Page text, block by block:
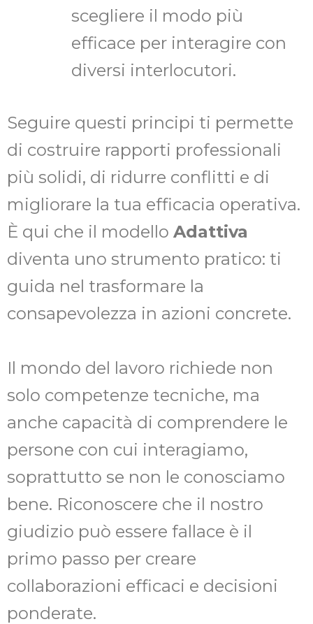
scegliere il modo più
efficace per interagire con
diversi interlocutori.
Seguire questi principi ti permette
di costruire rapporti professionali
più solidi, di ridurre conflitti e di
migliorare la tua efficacia operativa.
È qui che il modello Adattiva
diventa uno strumento pratico: ti
guida nel trasformare la
consapevolezza in azioni concrete.
Il mondo del lavoro richiede non
solo competenze tecniche, ma
anche capacità di comprendere le
persone con cui interagiamo,
soprattutto se non le conosciamo
bene. Riconoscere che il nostro
giudizio può essere fallace è il
primo passo per creare
collaborazioni efficaci e decisioni
ponderate.